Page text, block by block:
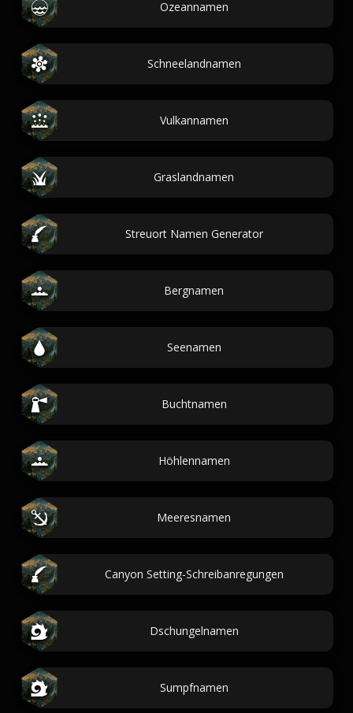
Ozeannamen
Schneelandnamen
Vulkannamen
Graslandnamen
Streuort Namen Generator
Bergnamen
Seenamen
Buchtnamen
Höhlennamen
Meeresnamen
Canyon Setting-Schreibanregungen
Dschungelnamen
Sumpfnamen